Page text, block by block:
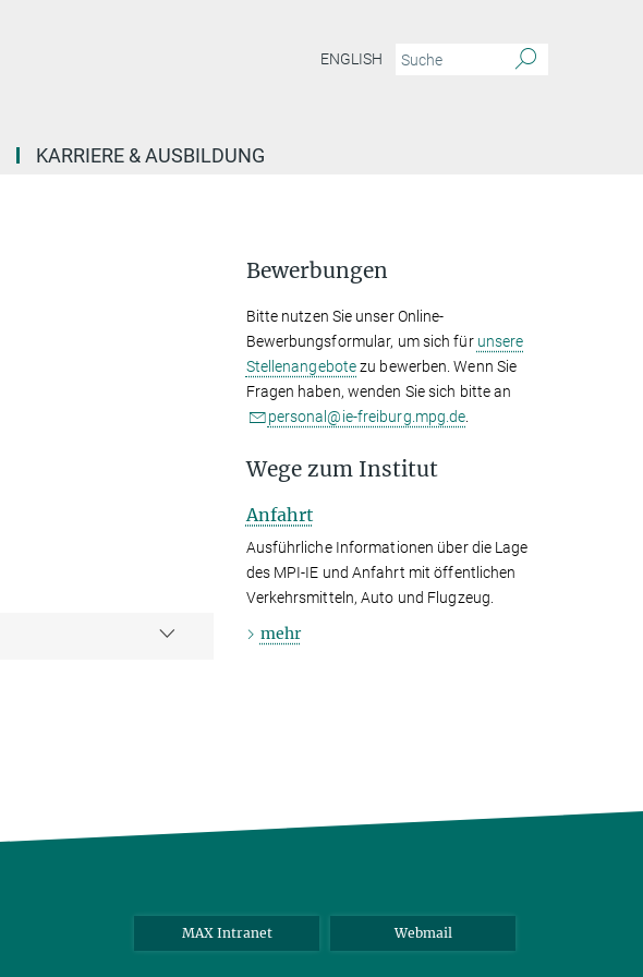
ENGLISH
KARRIERE & AUSBILDUNG
Bewerbungen
Bitte nutzen Sie unser Online-
Bewerbungsformular, um sich für unsere
Stellenangebotezu bewerben. Wenn Sie
Fragen haben, wenden Sie sich bitte an
personal@ie-freiburg.mpg.de
Wege zum Institut
Anfahrt
Ausführliche Informationen über die Lage
des MPI-IE und Anfahrt mit öffentlichen
Verkehrsmitteln, Auto und Flugzeug.
mehr
MAX Intranet Webmail